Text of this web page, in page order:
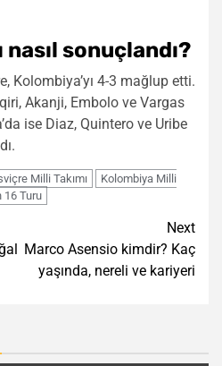
nasıl sonuçlandı?
Kolombiya’yı 4-3 mağlup etti.
Akanji, Embolo ve Vargas
ise Diaz, Quintero ve Uribe
Milli Takımı
Kolombiya Milli
16 Turu
Next
Marco Asensio kimdir? Kaç
yaşında, nereli ve kariyeri